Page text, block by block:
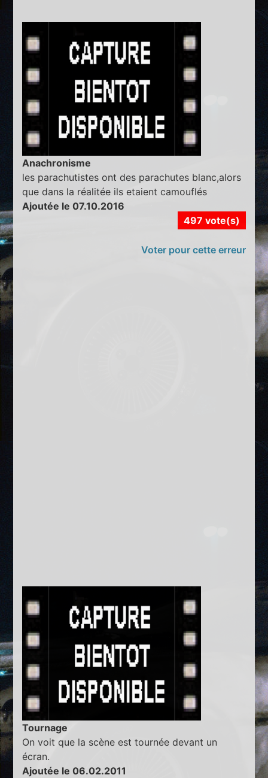
Anachronisme
les parachutistes ont des parachutes blanc,alors
que dans la réalitée ils etaient camouflés
Ajoutée le 07.10.2016
497 vote(s)
Voter pour cette erreur
Tournage
On voit que la scène est tournée devant un
écran.
Ajoutée le 06.02.2011